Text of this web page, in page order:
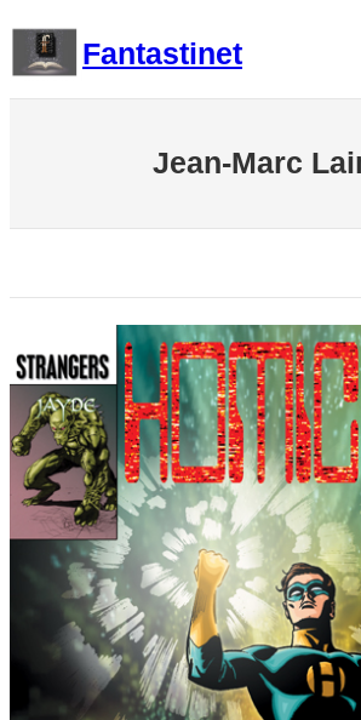
contenu
Fantastinet
Jean-Marc